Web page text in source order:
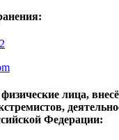
лица,
Федерации: